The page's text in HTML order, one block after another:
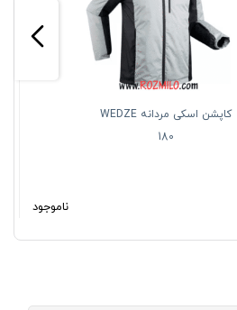
کاپشن اسکی مردانه WEDZE
180
ناموجود